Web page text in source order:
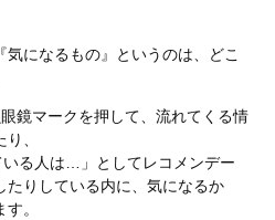
になるもの』というのは、どこ
鏡マークを押して、流れてくる情
、
る人は…」としてレコメンデー
たりしている内に、気になるか
。